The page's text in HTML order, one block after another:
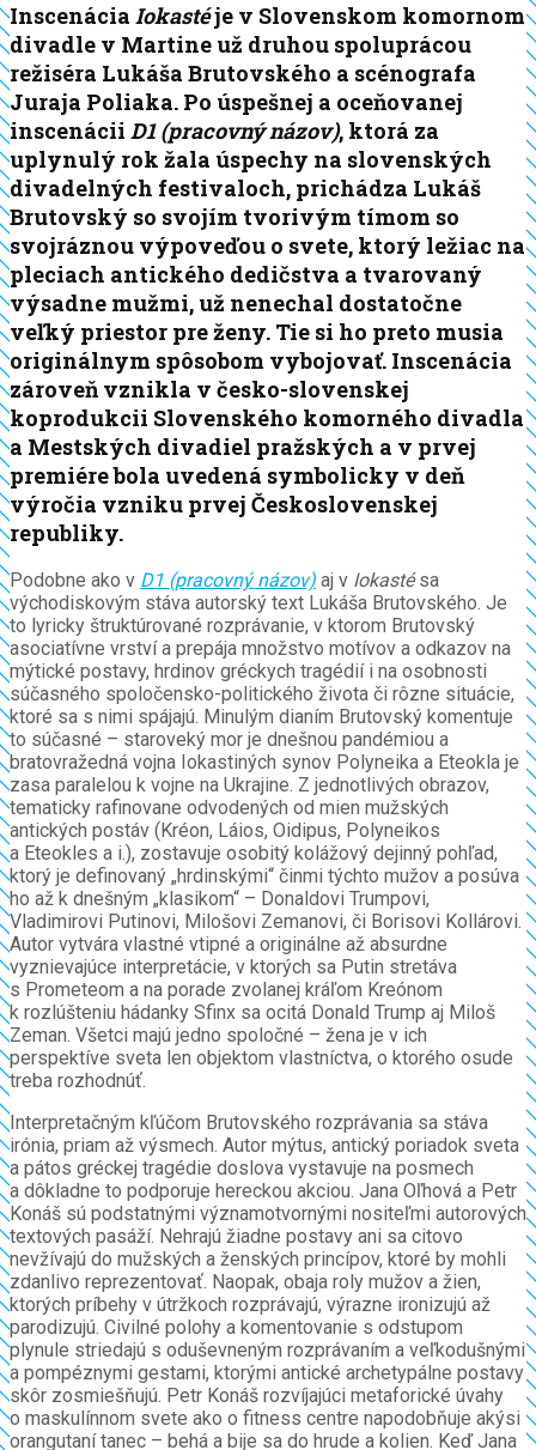
Inscenácia Iokastéje v Slovenskom komornom
divadle v Martine už druhou spoluprácou
režiséra Lukáša Brutovského a scénografa
Juraja Poliaka. Po úspešnej a oceňovanej
inscenácii D1 (pracovný názov), ktorá za
uplynulý rok žala úspechy na slovenských
divadelných festivaloch, prichádza Lukáš
Brutovský so svojím tvorivým tímom so
svojráznou výpoveďou o svete, ktorý ležiac na
pleciach antického dedičstva a tvarovaný
výsadne mužmi, už nenechal dostatočne
veľký priestor pre ženy. Tie si ho preto musia
originálnym spôsobom vybojovať. Inscenácia
zároveň vznikla v česko-slovenskej
koprodukcii Slovenského komorného divadla
a Mestských divadiel pražských a v prvej
premiére bola uvedená symbolicky v deň
výročia vzniku prvej Československej
republiky.
Podobne ako v D1 (pracovný názov) aj v Iokastésa
východiskovým stáva autorský text Lukáša Brutovského. Je
to lyricky štruktúrované rozprávanie, v ktorom Brutovský
asociatívne vrství a prepája množstvo motívov a odkazov na
mýtické postavy, hrdinov gréckych tragédií i na osobnosti
súčasného spoločensko-politického života či rôzne situácie,
ktoré sa s nimi spájajú. Minulým dianím Brutovský komentuje
to súčasné – staroveký mor je dnešnou pandémiou a
bratovražedná vojna Iokastiných synov Polyneika a Eteokla je
zasa paralelou k vojne na Ukrajine. Z jednotlivých obrazov,
tematicky rafinovane odvodených od mien mužských
antických postáv (Kréon, Láios, Oidipus, Polyneikos
a Eteokles a i.), zostavuje osobitý kolážový dejinný pohľad,
ktorý je definovaný „hrdinskými“ činmi týchto mužov a posúva
ho až k dnešným „klasikom“ – Donaldovi Trumpovi,
Vladimirovi Putinovi, Milošovi Zemanovi, či Borisovi Kollárovi.
Autor vytvára vlastné vtipné a originálne až absurdne
vyznievajúce interpretácie, v ktorých sa Putin stretáva
s Prometeom a na porade zvolanej kráľom Kreónom
k rozlúšteniu hádanky Sfinx sa ocitá Donald Trump aj Miloš
Zeman. Všetci majú jedno spoločné – žena je v ich
perspektíve sveta len objektom vlastníctva, o ktorého osude
treba rozhodnúť.
Interpretačným kľúčom Brutovského rozprávania sa stáva
irónia, priam až výsmech. Autor mýtus, antický poriadok sveta
a pátos gréckej tragédie doslova vystavuje na posmech
a dôkladne to podporuje hereckou akciou. Jana Oľhová a Petr
Konáš sú podstatnými významotvornými nositeľmi autorových
textových pasáží. Nehrajú žiadne postavy ani sa citovo
nevžívajú do mužských a ženských princípov, ktoré by mohli
zdanlivo reprezentovať. Naopak, obaja roly mužov a žien,
ktorých príbehy v útržkoch rozprávajú, výrazne ironizujú až
parodizujú. Civilné polohy a komentovanie s odstupom
plynule striedajú s oduševneným rozprávaním a veľkodušnými
a pompéznymi gestami, ktorými antické archetypálne postavy
skôr zosmiešňujú. Petr Konáš rozvíjajúci metaforické úvahy
o maskulínnom svete ako o fitness centre napodobňuje akýsi
orangutaní tanec – behá a bije sa do hrude a kolien. Keď Jana